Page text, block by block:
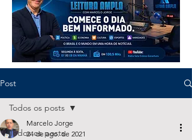
Post
Todos os posts
Todos os posts
Marcelo Jorge
24 de ago. de 2021